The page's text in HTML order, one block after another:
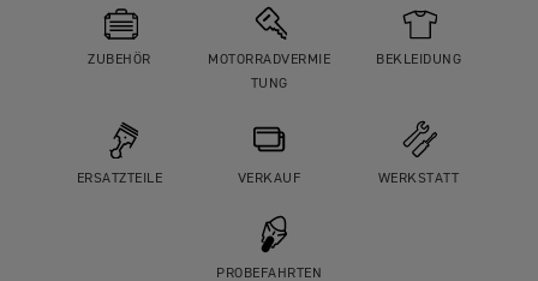
ZUBEHÖR
MOTORRADVERMIE
TUNG
BEKLEIDUNG
ERSATZTEILE VERKAUF WERKSTATT
PROBEFAHRTEN